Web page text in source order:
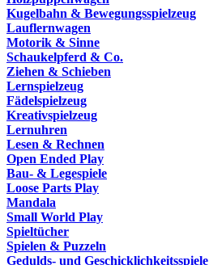
Kugelbahn & Bewegungsspielzeug
Lauflernwagen
Motorik & Sinne
Schaukelpferd & Co.
Ziehen & Schieben
Lernspielzeug
Fädelspielzeug
Kreativspielzeug
Lernuhren
Lesen & Rechnen
Open Ended Play
Bau- & Legespiele
Loose Parts Play
Mandala
Small World Play
Spieltücher
Spielen & Puzzeln
Gedulds- und Geschicklichkeitsspiele